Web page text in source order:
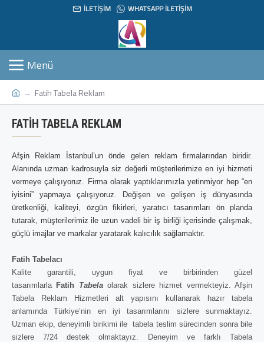
İLETIŞIM WHATSAPP İLETIŞIM
Fatih Tabela Reklam
FATIH TABELA REKLAM
Afşin Reklam İstanbul’un önde gelen reklam firmalarından biridir.
Alanında uzman kadrosuyla siz değerli müşterilerimize en iyi hizmeti
vermeye çalışıyoruz. Firma olarak yaptıklarımızla yetinmiyor hep “en
iyisini” yapmaya çalışıyoruz. Değişen ve gelişen iş dünyasında
üretkenliği, kaliteyi, özgün fikirleri, yaratıcı tasarımları ön planda
tutarak, müşterilerimiz ile uzun vadeli bir iş birliği içerisinde çalışmak,
güçlü imajlar ve markalar yaratarak kalıcılık sağlamaktır.
Fatih Tabelacı
Kalite garantili, uygun fiyat ve birbirinden güzel
tasarımlarla Fatih Tabelaolarak sizlere hizmet vermekteyiz. Afşin
Tabela Reklam Hizmetleri alt yapısını kullanarak hazır tabela
anlamında Türkiye’nin en iyi tasarımlarını sizlere sunmaktayız.
Uzman ekip, deneyimli birikimi ile tabela teslim sürecinden sonra bile
sizlere 7/24 destek olmaktayız. Deneyim ve farklı Tabela